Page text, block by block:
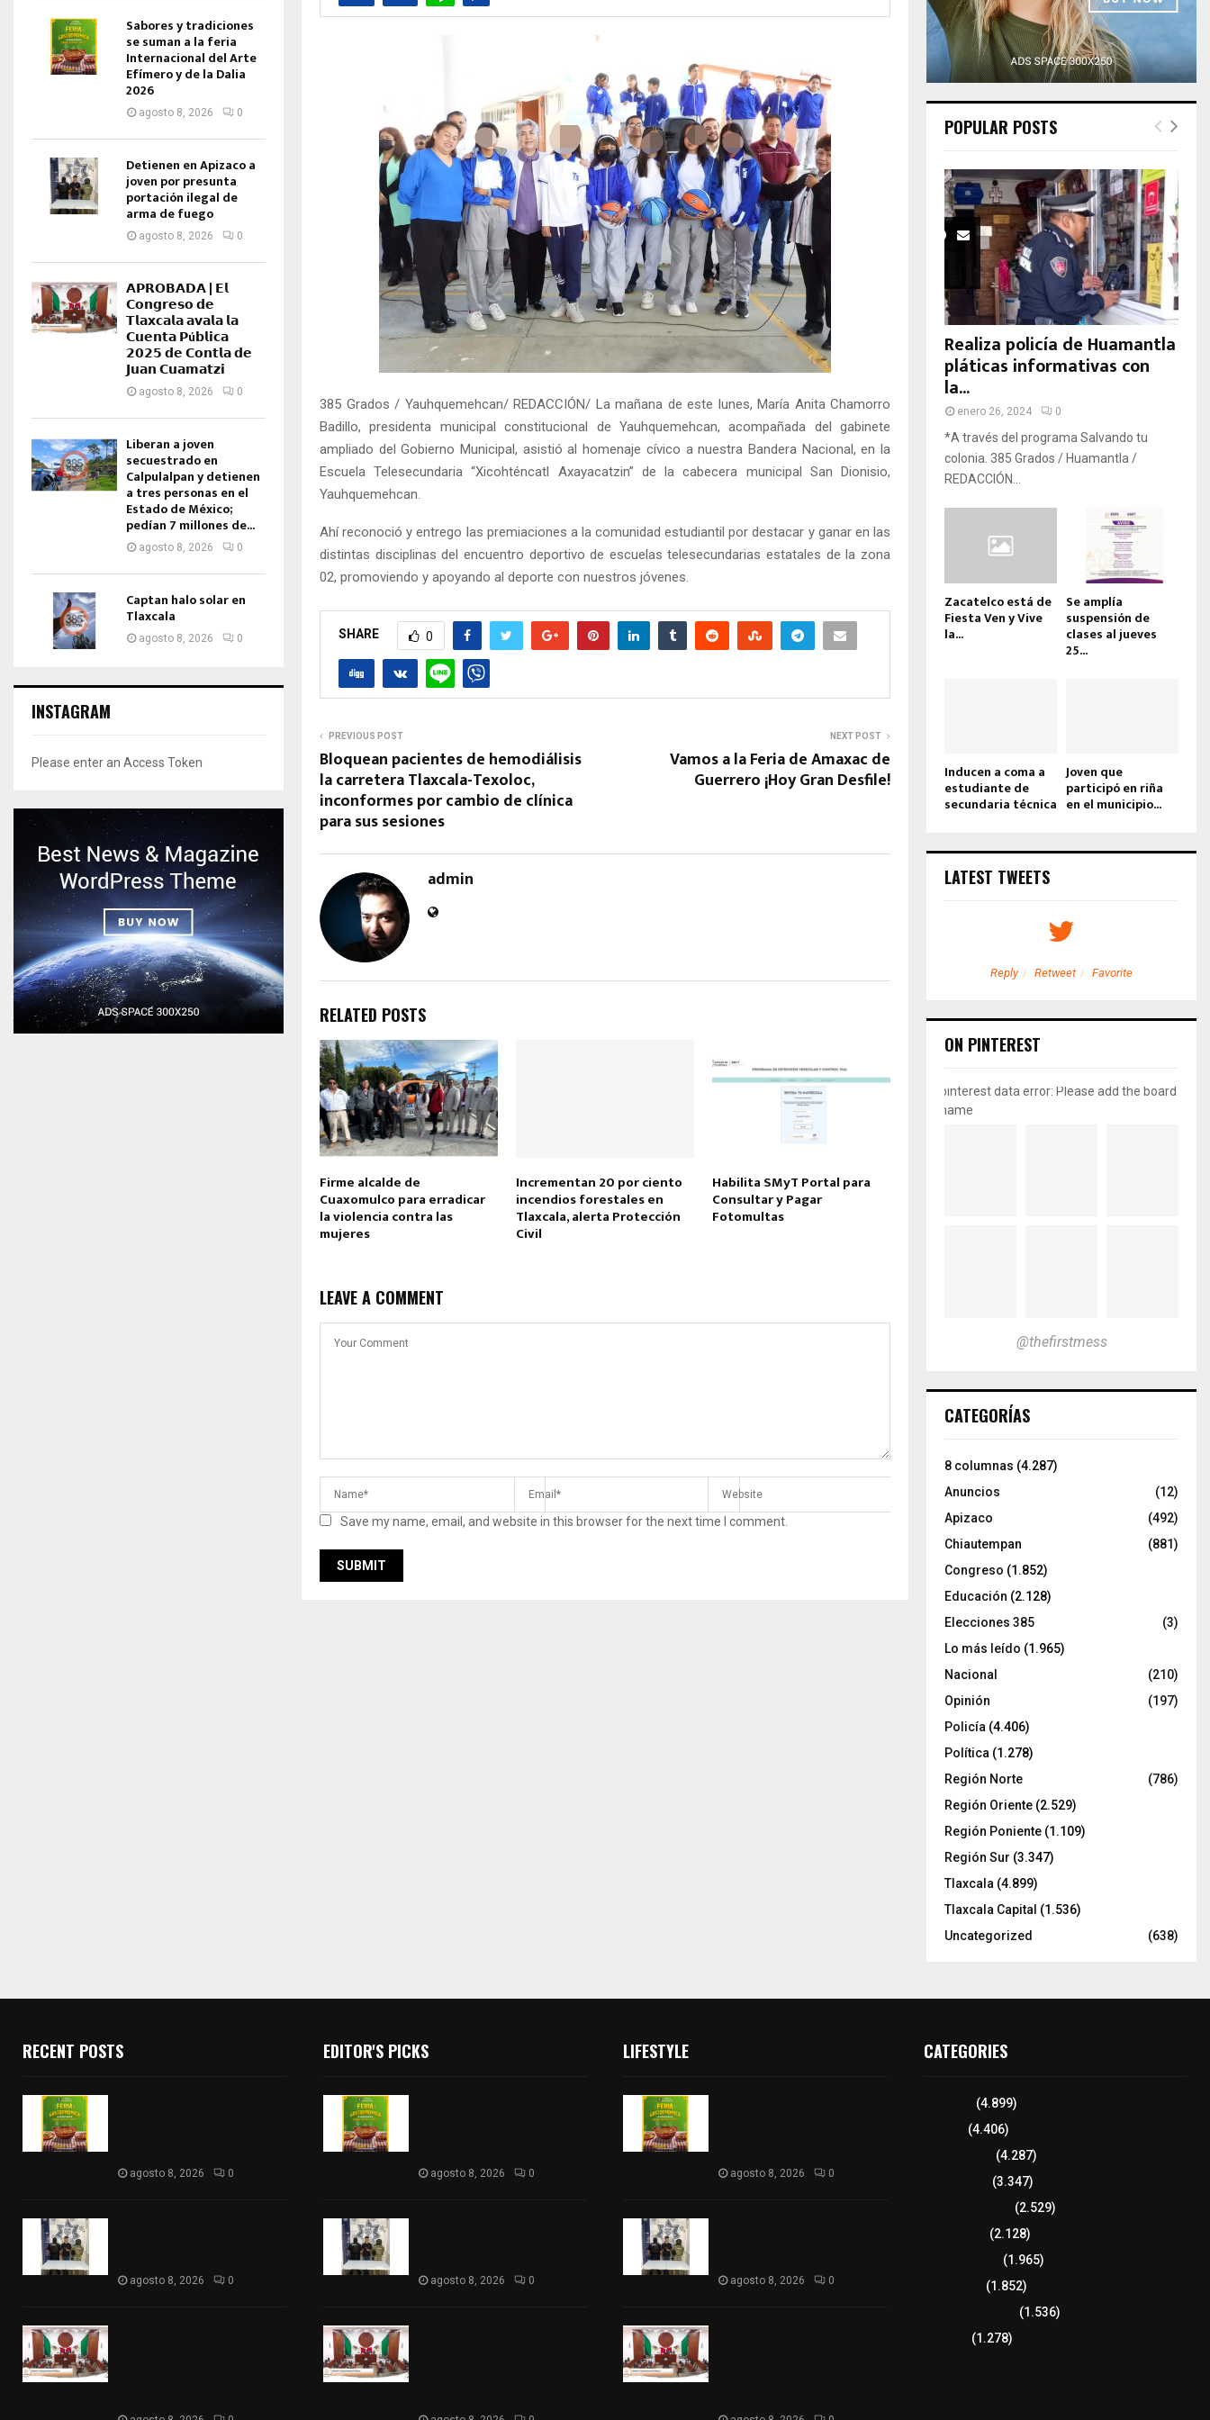
385 Grados / Yauhquemehcan/ REDACCIÓN/ La mañana de este lunes, María Anita Chamorro
Badillo, presidenta municipal constitucional de Yauhquemehcan, acompañada del gabinete
ampliado del Gobierno Municipal, asistió al homenaje cívico a nuestra Bandera Nacional, en la
Escuela Telesecundaria “Xicohténcatl Axayacatzin” de la cabecera municipal San Dionisio,
Yauhquemehcan.
Ahí reconoció y entrego las premiaciones a la comunidad estudiantil por destacar y ganar en las
distintas disciplinas del encuentro deportivo de escuelas telesecundarias estatales de la zona
02, promoviendo y apoyando al deporte con nuestros jóvenes.
SHARE 0
PREVIOUS POST
Bloquean pacientes de hemodiálisis
la carretera Tlaxcala-Texoloc,
inconformes por cambio de clínica
para sus sesiones
NEXT POST
Vamos a la Feria de Amaxac de
Guerrero ¡Hoy Gran Desfile!
admin
RELATED POSTS
Firme alcalde de
Cuaxomulco para erradicar
la violencia contra las
mujeres
Incrementan 20 por ciento
incendios forestales en
Tlaxcala, alerta Protección
Civil
Habilita SMyT Portal para
Consultar y Pagar
Fotomultas
LEAVE A COMMENT
Save my name, email, and website in this browser for the next time I comment.
Sabores y tradiciones
se suman a la feria
Internacional del Arte
Efímero y de la Dalia
2026
agosto 8, 2026 0
Detienen en Apizaco a
joven por presunta
portación ilegal de
arma de fuego
agosto 8, 2026 0
𝗔𝗣𝗥𝗢𝗕𝗔𝗗𝗔 | 𝗘𝗹
𝗖𝗼𝗻𝗴𝗿𝗲𝘀𝗼 𝗱𝗲
𝗧𝗹𝗮𝘅𝗰𝗮𝗹𝗮 𝗮𝘃𝗮𝗹𝗮 𝗹𝗮
𝗖𝘂𝗲𝗻𝘁𝗮 𝗣ú𝗯𝗹𝗶𝗰𝗮
𝟮𝟬𝟮𝟱 𝗱𝗲 𝗖𝗼𝗻𝘁𝗹𝗮 𝗱𝗲
𝗝𝘂𝗮𝗻 𝗖𝘂𝗮𝗺𝗮𝘁𝘇𝗶
agosto 8, 2026 0
Liberan a joven
secuestrado en
Calpulalpan y detienen
a tres personas en el
Estado de México;
pedían 7 millones de...
agosto 8, 2026 0
Captan halo solar en
Tlaxcala
agosto 8, 2026 0
INSTAGRAM
Please enter an Access Token
POPULAR POSTS
Realiza policía de Huamantla
pláticas informativas con
la...
enero 26, 2024 0
*A través del programa Salvando tu
colonia. 385 Grados / Huamantla /
REDACCIÓN...
Zacatelco está de
Fiesta Ven y Vive
la...
Se amplía
suspensión de
clases al jueves
25...
Inducen a coma a
estudiante de
secundaria técnica
Joven que
participó en riña
en el municipio...
LATEST TWEETS
Reply Retweet Favorite
ON PINTEREST
pinterest data error: Please add the board
name
@thefirstmess
CATEGORÍAS
8 columnas (4.287)
Anuncios
(12)
Apizaco
(492)
Chiautempan
(881)
Congreso (1.852)
Educación (2.128)
Elecciones 385
(3)
Lo más leído (1.965)
Nacional
(210)
Opinión
(197)
Policía (4.406)
Política (1.278)
Región Norte
(786)
Región Oriente (2.529)
Región Poniente (1.109)
Región Sur (3.347)
Tlaxcala (4.899)
Tlaxcala Capital (1.536)
Uncategorized
(638)
RECENT POSTS
agosto 8, 2026 0
agosto 8, 2026 0
EDITOR'S PICKS
agosto 8, 2026 0
agosto 8, 2026 0
LIFESTYLE
agosto 8, 2026 0
agosto 8, 2026 0
CATEGORIES
(4.899)
(4.406)
(4.287)
(3.347)
(2.529)
(2.128)
(1.965)
(1.852)
(1.536)
(1.278)